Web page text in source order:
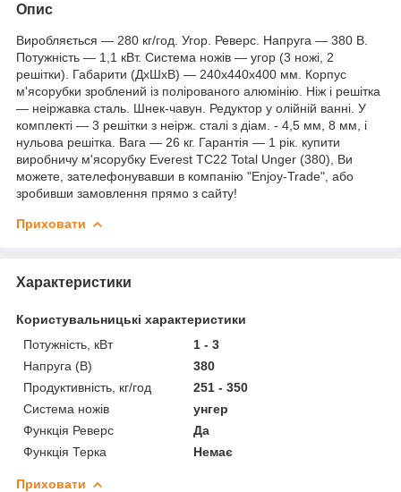
Опис
Виробляється — 280 кг/год. Угор. Реверс. Напруга — 380 В.
Потужність — 1,1 кВт. Система ножів — угор (3 ножі, 2
решітки). Габарити (ДхШхВ) — 240х440х400 мм. Корпус
м'ясорубки зроблений із полірованого алюмінію. Ніж і решітка
— неіржавка сталь. Шнек-чавун. Редуктор у олійній ванні. У
комплекті — 3 решітки з неірж. сталі з діам. - 4,5 мм, 8 мм, і
нульова решітка. Вага — 26 кг. Гарантія — 1 рік. купити
виробничу м'ясорубку Everest TC22 Total Unger (380), Ви
можете, зателефонувавши в компанію "Enjoy-Trade", або
зробивши замовлення прямо з сайту!
Приховати
Характеристики
Користувальницькі характеристики
Потужність, кВт
1 - 3
Напруга (В)
380
Продуктивність, кг/год
251 - 350
Система ножів
унгер
Функція Реверс
Да
Функція Терка
Немає
Приховати